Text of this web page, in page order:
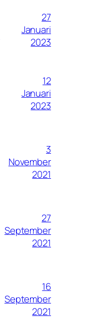
27
Januari
2023
12
Januari
2023
3
November
2021
27
September
2021
16
September
2021